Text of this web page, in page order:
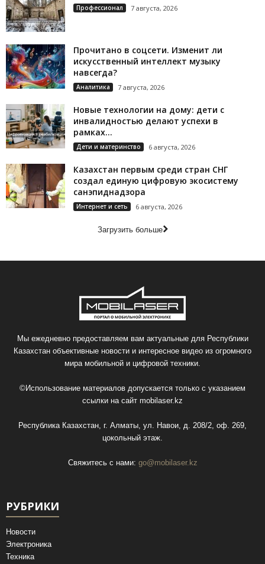
Профессионал 7 августа, 2026
Прочитано в соцсети. Изменит ли
искусственный интеллект музыку
навсегда?
Аналитика 7 августа, 2026
Новые технологии на дому: дети с
инвалидностью делают успехи в
рамках...
Дети и материнство 6 августа, 2026
Казахстан первым среди стран СНГ
создал единую цифровую экосистему
санэпиднадзора
Интернет и сеть 6 августа, 2026
Загрузить больше
Мы ежедневно предоставляем вам актуальные для Республики
Казахстан объективные новости и интересное видео из огромного
мира мобильной и цифровой техники.
©Использование материалов допускается только с указанием
ссылки на сайт mobilaser.kz
Республика Казахстан, г. Алматы, ул. Навои, д. 208/2, оф. 269,
цокольный этаж.
Свяжитесь с нами: go@mobilaser.kz
РУБРИКИ
Новости
Электроника
Техника